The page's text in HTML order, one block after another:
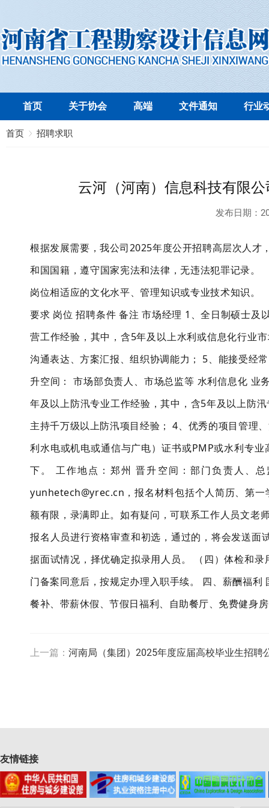
首页 关于协会 高端 文件通知 行业
首页 招聘求职
云河（河南）信息科技有限
发布日期：
根据发展需要，我公司2025年度公开招聘高层次人
和国国籍，遵守国家宪法和法律，无违法犯罪记录。
岗位相适应的文化水平、管理知识或专业技术知识。
要求 岗位 招聘条件 备注 市场经理 1、全日制硕士及
营工作经验，其中，含5年及以上水利或信息化行业
沟通表达、方案汇报、组织协调能力； 5、能接受经
升空间： 市场部负责人、市场总监等 水利信息化
年及以上防汛专业工作经验，其中，含5年及以上防
主持千万级以上防汛项目经验； 4、优秀的项目管理
利水电或机电或通信与广电）证书或PMP或水利专
下。 工作地点：郑州 晋升空间：部门负责人、
yunhetech@yrec.cn，报名材料包括个人简历、第
额有限，录满即止。如有疑问，可联系工作人员文老
报名人员进行资格审查和初选，通过的，将会发送
据面试情况，择优确定拟录用人员。 （四）体检和
门备案同意后，按规定办理入职手续。 四、薪酬福
餐补、带薪休假、节假日福利、自助餐厅、免费健身
上一篇： 河南局（集团）2025年度应届高校毕业生招聘
友情链接